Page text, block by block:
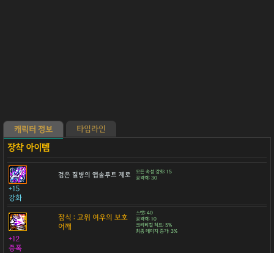
캐릭터 정보 타임라인
검은 질병의 앱솔루트 제로
모든 속성 강화: 15
공격력: 30
+15
강화
잠식 : 고위 여우의 보호
어깨
스탯: 40
공격력: 10
크리티컬 히트: 5%
최종 데미지 증가: 3%
+12
증폭